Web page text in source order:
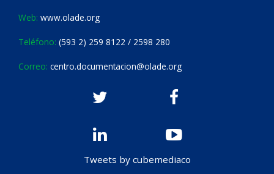
Web: www.olade.org
Teléfono: (593 2) 259 8122 / 2598 280
Correo: centro.documentacion@olade.org
Tweets by cubemediaco